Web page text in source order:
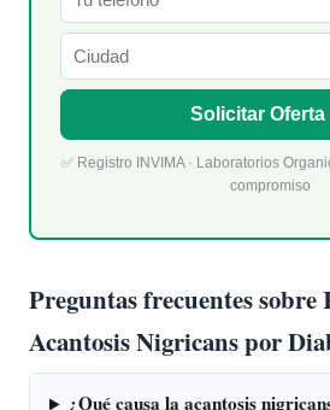
Solicitar
✅ Registro INVIMA · Laboratorios
compromiso
Preguntas frecuentes
Acantosis Nigricans por
¿Qué causa la acantosis